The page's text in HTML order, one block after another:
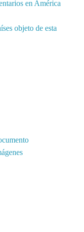
en América
objeto de esta